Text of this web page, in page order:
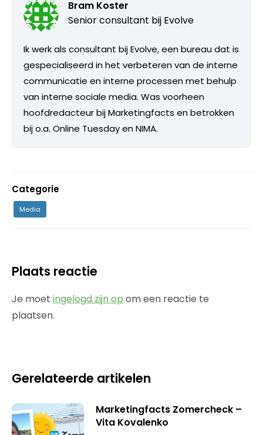
Bram Koster
Senior consultant bij Evolve
Ik werk als consultant bij Evolve, een bureau dat is
gespecialiseerd in het verbeteren van de interne
communicatie en interne processen met behulp
van interne sociale media. Was voorheen
hoofdredacteur bij Marketingfacts en betrokken
bij o.a. Online Tuesday en NIMA.
Categorie
Media
Plaats reactie
Je moet ingelogd zijn op om een reactie te
plaatsen.
Gerelateerde artikelen
Marketingfacts Zomercheck –
Vita Kovalenko